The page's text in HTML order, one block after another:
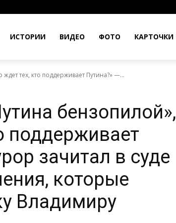
ИСТОРИИ ВИДЕО ФОТО КАРТОЧКИ
тех, кто поддерживает Путина?» —...
бензопилой»,
поддерживает
зачитал в суде
которые
Владимиру